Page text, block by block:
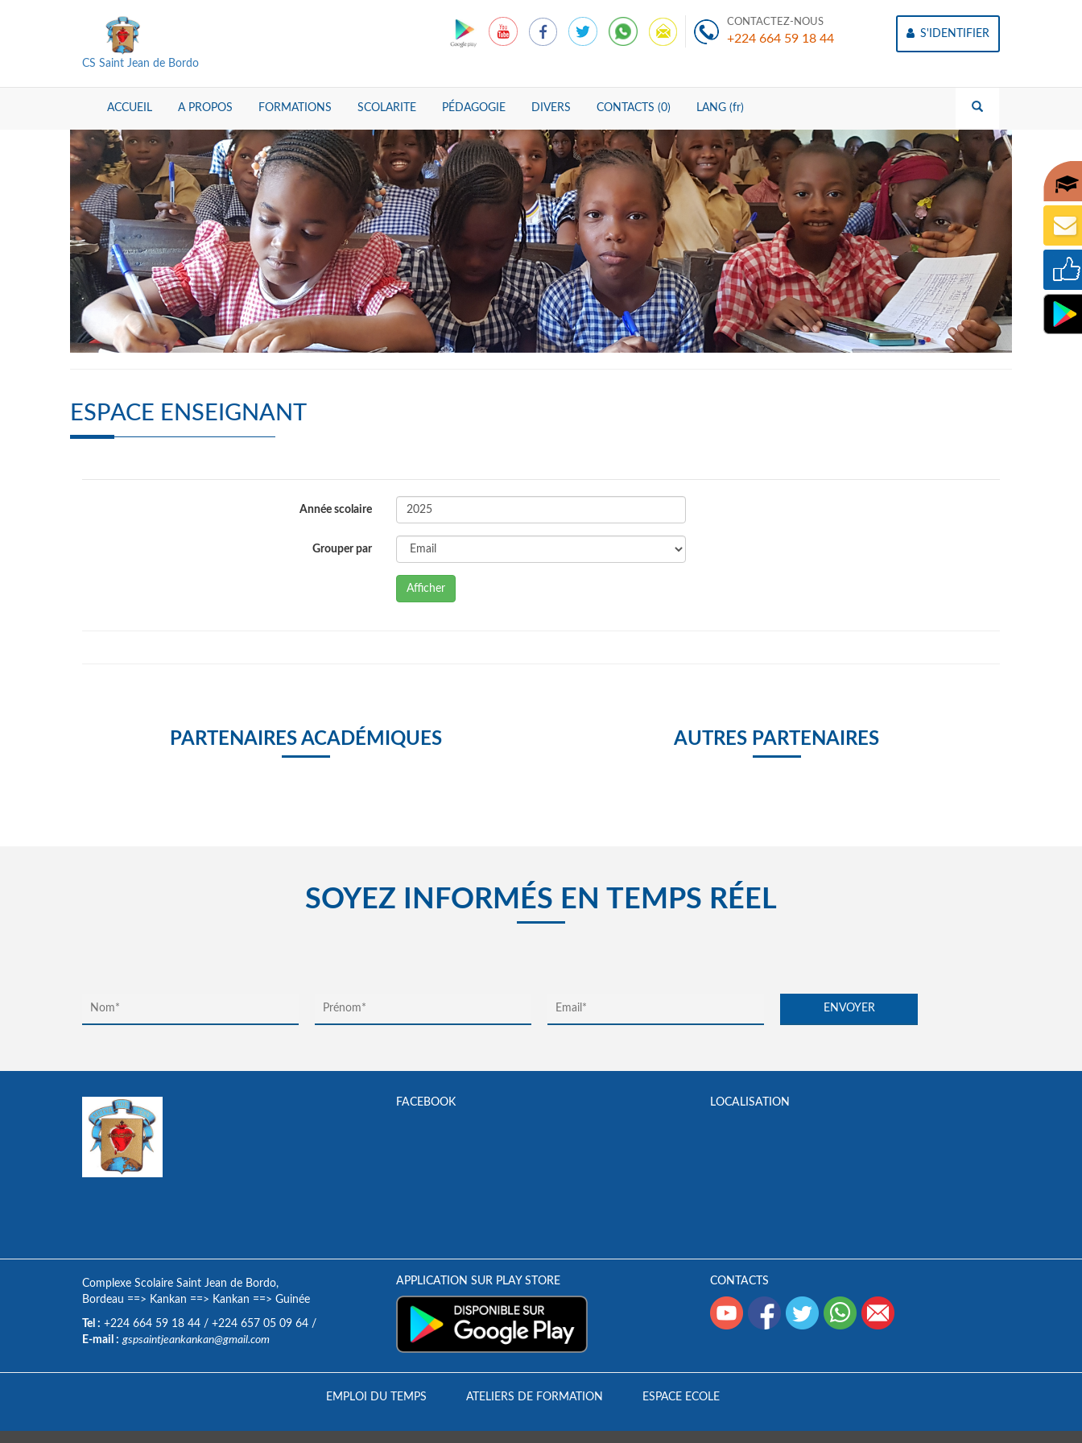
CS Saint Jean de Bordo
CONTACTEZ-NOUS
+224 664 59 18 44 S'IDENTIFIER
ACCUEIL A PROPOS FORMATIONS SCOLARITE PÉDAGOGIE DIVERS CONTACTS (0) LANG (fr)
ESPACE ENSEIGNANT
Année scolaire
Grouper par
Afficher
PARTENAIRES ACADÉMIQUES AUTRES PARTENAIRES
SOYEZ INFORMÉS EN TEMPS RÉEL
FACEBOOK LOCALISATION
Complexe Scolaire Saint Jean de Bordo,
Bordeau ==> Kankan ==> Kankan ==> Guinée
Tel : +224 664 59 18 44 / +224 657 05 09 64 /
E-mail : gspsaintjeankankan@gmail.com
APPLICATION SUR PLAY STORE CONTACTS
EMPLOI DU TEMPS ATELIERS DE FORMATION ESPACE ECOLE